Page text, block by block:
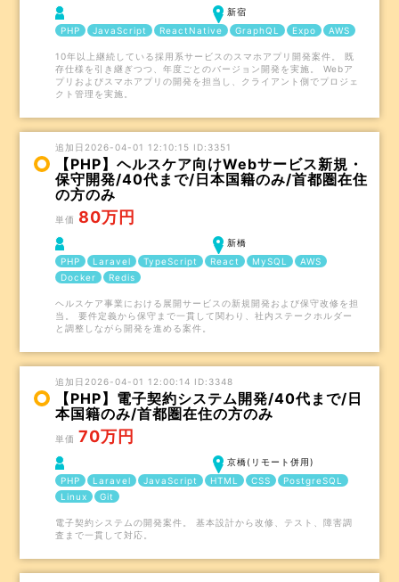
新宿
PHP
JavaScript ReactNative GraphQL Expo AWS
10年以上継続している採用系サービスのスマホアプリ開発案件。 既
存仕様を引き継ぎつつ、年度ごとのバージョン開発を実施。 Webア
プリおよびスマホアプリの開発を担当し、クライアント側でプロジェ
クト管理を実施。
追加日2026-04-01 12:10:15 ID:3351
【PHP】ヘルスケア向けWebサービス新規・
保守開発/40代まで/日本国籍のみ/首都圏在住
の方のみ
単価 80万円
新橋
PHP
Laravel TypeScript React MySQL
AWS
Docker
Redis
ヘルスケア事業における展開サービスの新規開発および保守改修を担
当。 要件定義から保守まで一貫して関わり、社内ステークホルダー
と調整しながら開発を進める案件。
追加日2026-04-01 12:00:14 ID:3348
【PHP】電子契約システム開発/40代まで/日
本国籍のみ/首都圏在住の方のみ
単価 70万円
京橋(リモート併用)
PHP
Laravel JavaScript HTML CSS
PostgreSQL
Linux
Git
電子契約システムの開発案件。 基本設計から改修、テスト、障害調
査まで一貫して対応。